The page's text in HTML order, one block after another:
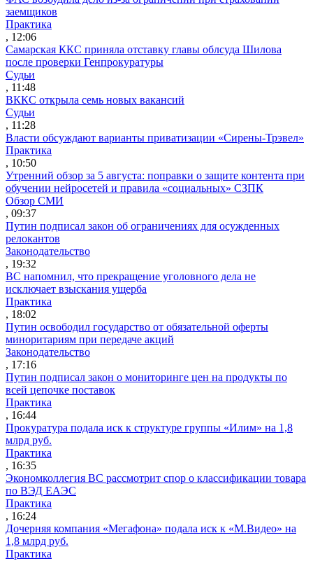
заемщиков
Практика
, 12:06
Самарская ККС приняла отставку главы облсуда Шилова
после проверки Генпрокуратуры
Судьи
, 11:48
ВККС открыла семь новых вакансий
Судьи
, 11:28
Власти обсуждают варианты приватизации «Сирены-Трэвел»
Практика
, 10:50
Утренний обзор за 5 августа: поправки о защите контента при
обучении нейросетей и правила «социальных» СЗПК
Обзор СМИ
, 09:37
Путин подписал закон об ограничениях для осужденных
релокантов
Законодательство
, 19:32
ВС напомнил, что прекращение уголовного дела не
исключает взыскания ущерба
Практика
, 18:02
Путин освободил государство от обязательной оферты
миноритариям при передаче акций
Законодательство
, 17:16
Путин подписал закон о мониторинге цен на продукты по
всей цепочке поставок
Практика
, 16:44
Прокуратура подала иск к структуре группы «Илим» на 1,8
млрд руб.
Практика
, 16:35
Экономколлегия ВС рассмотрит спор о классификации товара
по ВЭД ЕАЭС
Практика
, 16:24
Дочерняя компания «Мегафона» подала иск к «М.Видео» на
1,8 млрд руб.
Практика